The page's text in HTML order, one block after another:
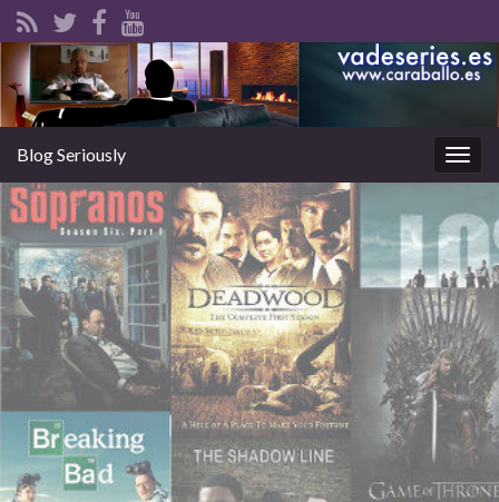
la
Blog Seriously